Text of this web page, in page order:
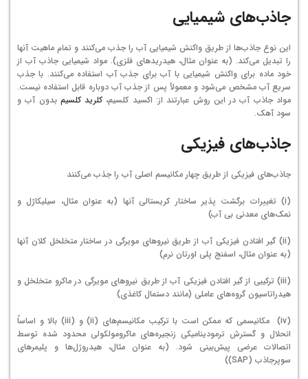
جاذب‌های شیمیایی
این نوع جاذب‌ها از طریق واکنش شیمیایی آب را جذب می‌کنند و تمام ماهیت آنها
را تبدیل می‌کند. (به عنوان مثال، هیدریدهای فلزی). مواد شیمیایی جاذب آب از
خود ماده برای واکنش شیمیایی با آب برای جذب آب استفاده می‌کنند. با جذب
سریع آب مشخص می‌شود و معمولاً پس از جذب آب دوباره قابل استفاده نیست.
مواد جاذب آب در این روش عبارتند از: اکسید کلسیم، کلرید کلسیم بدون آب و
سود آهک.
جاذب‌های فیزیکی
جاذب‌های فیزیکی از طریق چهار مکانیسم اصلی آب را جذب می‌کنند
(i) تغییرات برگشت پذیر ساختار کریستالی آنها (به عنوان مثال، سیلیکاژل و
نمک‌های معدنی بی آب)
(ii) گیر افتادن فیزیکی آب از طریق نیروهای مویرگی در ساختار متخلخل کلان آنها
(به عنوان مثال، اسفنج پلی اورتان نرم)
(iii) ترکیبی از گیر افتادن فیزیکی آب از طریق نیروهای مویرگی در ماکرو متخلخل و
هیدراتاسیون گروه‌های عاملی (مانند دستمال کاغذی)
(iv) مکانیسمی که ممکن است با ترکیب مکانیسم‌های (ii) و (iii) بالا و اساساً
انحلال و گسترش ترمودینامیکی زنجیره‌های ماکرومولکولی محدود شده توسط
اتصالات عرضی پیش‌بینی شود. (به عنوان مثال، هیدروژل‌ها و پلیمرهای
سوپرجاذب (SAP))